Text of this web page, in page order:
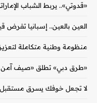
«قدوتي».. يربط الشباب
العين بالعين.. إسبانيا تفرض
منظومة وطنية متكاملة لتعزيز
«طرق دبي» تطلق «صيف آمن
لا تجعل خوفك يسرق